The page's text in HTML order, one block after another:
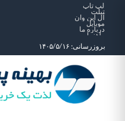
لپ تاپ
تبلت
آل این وان
موبایل
درباره ما
راهنما
بروزرسانی: ۱۴۰۵/۵/۱۶